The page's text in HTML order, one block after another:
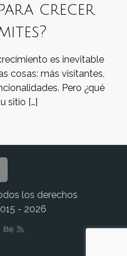
crecer
es inevitable
cosas: más visitantes,
Pero ¿qué
sitio […]
los derechos
- 2026